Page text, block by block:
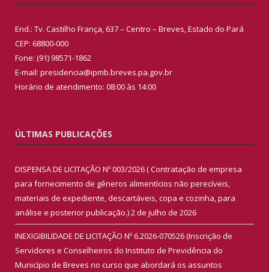
End.: Tv. Castilho França, 637 – Centro – Breves, Estado do Pará
CEP: 68800-000
Fone: (91) 98571-1862
E-mail: presidencia@ipmb.breves.pa.gov.br
Horário de atendimento: 08:00 às 14:00
ÚLTIMAS PUBLICAÇÕES
DISPENSA DE LICITAÇÃO Nº 003/2026 ( Contratação de empresa
para fornecimento de gêneros alimentícios não perecíveis,
materiais de expediente, descartáveis, copa e cozinha, para
análise e posterior publicação.)2 de julho de 2026
INEXIGIBILIDADE DE LICITAÇÃO Nº 6.2026-070526 (Inscrição de
Servidores e Conselheiros do Instituto de Previdência do
Município de Breves no curso que abordará os assuntos